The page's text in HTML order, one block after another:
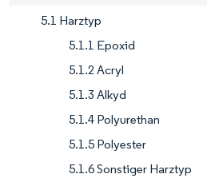
5.1 Harztyp
5.1.1 Epoxid
5.1.2 Acryl
5.1.3 Alkyd
5.1.4 Polyurethan
5.1.5 Polyester
5.1.6 Sonstiger Harztyp